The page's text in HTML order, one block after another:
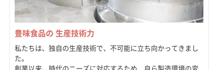
豊味食品の 生産技術力
私たちは、独自の生産技術で、不可能に立ち向かってきまし
た。